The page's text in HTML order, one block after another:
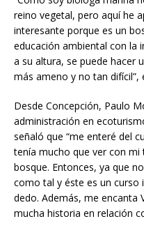
reino vegetal, pero aquí he
interesante porque es un
educación ambiental con la
a su altura, se puede hacer
más ameno y no tan difícil”,
Desde Concepción, Paulo
administración en
señaló que “me enteré del
tenía mucho que ver con
bosque. Entonces, ya que
como tal y éste es un
dedo. Además, me encanta
mucha historia en relación